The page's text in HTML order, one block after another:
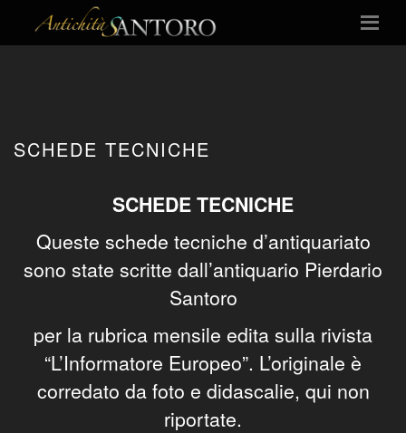
SCHEDE TECNICHE
SCHEDE TECNICHE
Queste schede tecniche d’antiquariato
sono state scritte dall’antiquario Pierdario
Santoro
per la rubrica mensile edita sulla rivista
“L’Informatore Europeo”. L’originale è
corredato da foto e didascalie, qui non
riportate.